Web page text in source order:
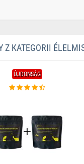
Z KATEGORII
ÚJDONSÁG